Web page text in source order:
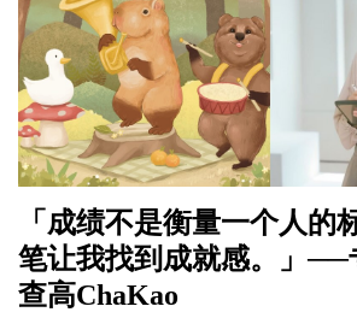
「成绩不是衡量一个人的
笔让我找到成就感。」──
查高ChaKao